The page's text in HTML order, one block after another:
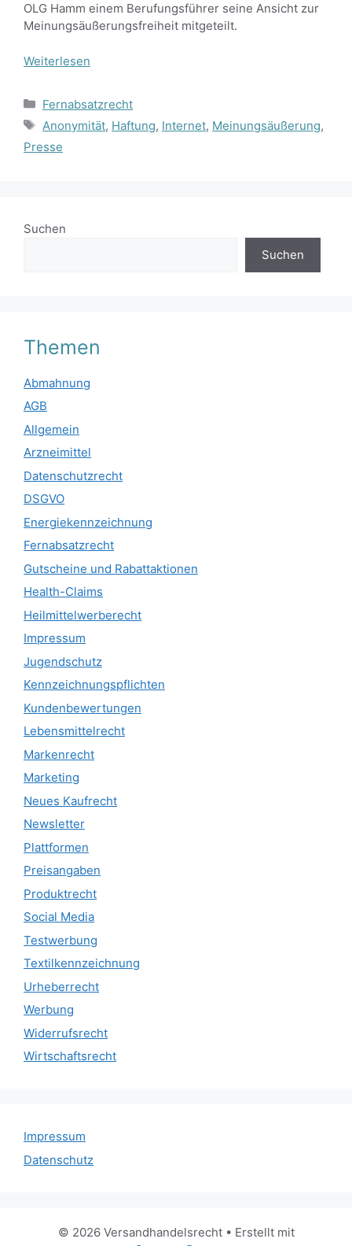
OLG Hamm einem Berufungsführer seine Ansicht zur
Meinungsäußerungsfreiheit mitgeteilt.
Weiterlesen
Kategorien
Fernabsatzrecht
Schlagwörter
Anonymität, Haftung, Internet, Meinungsäußerung,
Presse
Suchen
Suchen
Themen
Abmahnung
AGB
Allgemein
Arzneimittel
Datenschutzrecht
DSGVO
Energiekennzeichnung
Fernabsatzrecht
Gutscheine und Rabattaktionen
Health-Claims
Heilmittelwerberecht
Impressum
Jugendschutz
Kennzeichnungspflichten
Kundenbewertungen
Lebensmittelrecht
Markenrecht
Marketing
Neues Kaufrecht
Newsletter
Plattformen
Preisangaben
Produktrecht
Social Media
Testwerbung
Textilkennzeichnung
Urheberrecht
Werbung
Widerrufsrecht
Wirtschaftsrecht
Impressum
Datenschutz
© 2026 Versandhandelsrecht• Erstellt mit